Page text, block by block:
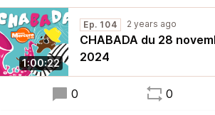
1:00:22
Ep. 104 2 years ago
CHABADA du 28
2024
0 0